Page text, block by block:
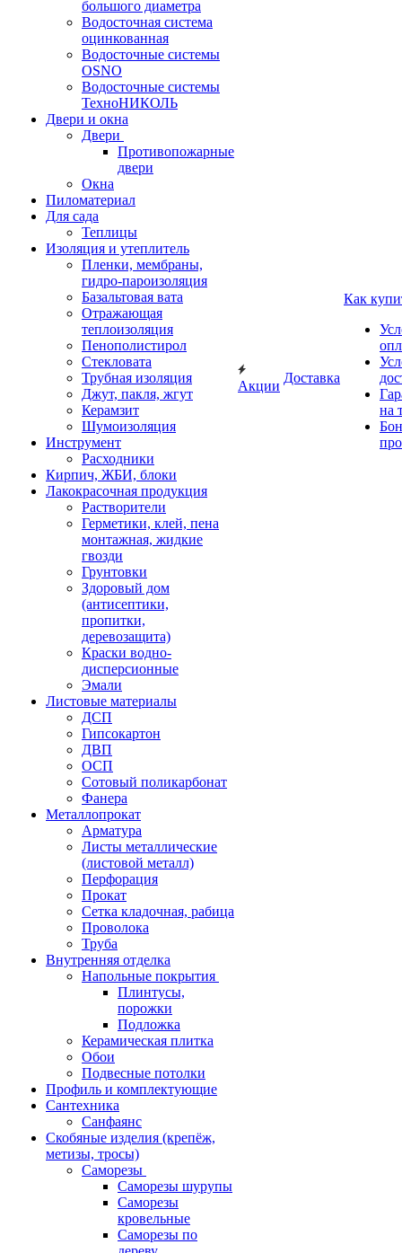
большого диаметра
Водосточная система
оцинкованная
Водосточные системы
OSNO
Водосточные системы
ТехноНИКОЛЬ
Двери и окна
Двери
Противопожарные
двери
Окна
Пиломатериал
Для сада
Теплицы
Изоляция и утеплитель
Пленки, мембраны,
гидро-пароизоляция
Базальтовая вата
Отражающая
теплоизоляция
Пенополистирол
Стекловата
Трубная изоляция
Джут, пакля, жгут
Керамзит
Шумоизоляция
Инструмент
Расходники
Кирпич, ЖБИ, блоки
Лакокрасочная продукция
Растворители
Герметики, клей, пена
монтажная, жидкие
гвозди
Грунтовки
Здоровый дом
(антисептики,
пропитки,
деревозащита)
Краски водно-
дисперсионные
Эмали
Листовые материалы
ДСП
Гипсокартон
ДВП
ОСП
Сотовый поликарбонат
Фанера
Металлопрокат
Арматура
Листы металлические
(листовой металл)
Перфорация
Прокат
Сетка кладочная, рабица
Проволока
Труба
Внутренняя отделка
Напольные покрытия
Плинтусы,
порожки
Подложка
Керамическая плитка
Обои
Подвесные потолки
Профиль и комплектующие
Сантехника
Санфаянс
Скобяные изделия (крепёж,
метизы, тросы)
Саморезы
Саморезы шурупы
Саморезы
кровельные
Саморезы по
Акции
Доставка
Как
на